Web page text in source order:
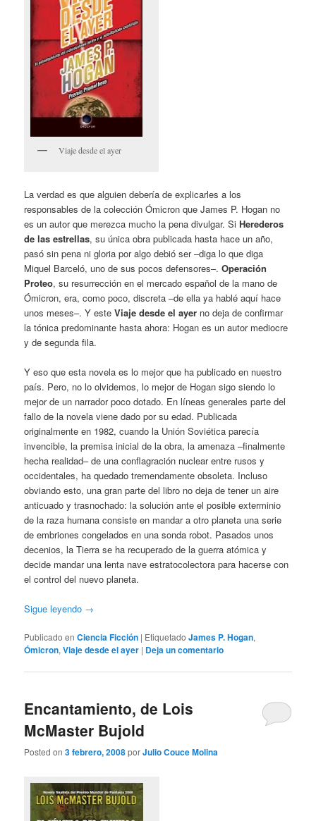
Viaje desde el ayer
La verdad es que alguien debería de explicarles a los
responsables de la colección Ómicron que James P. Hogan no
es un autor que merezca mucho la pena divulgar. SiHerederos
de las estrellas, su única obra publicada hasta hace un año,
pasó sin pena ni gloria por algo debió ser –diga lo que diga
Miquel Barceló, uno de sus pocos defensores–.Operación
Proteo, su resurrección en el mercado español de la mano de
Ómicron, era, como poco, discreta –de ella ya hablé aquí hace
unos meses–. Y esteViaje desde el ayer no deja de confirmar
la tónica predominante hasta ahora: Hogan es un autor mediocre
y de segunda fila.
Y eso que esta novela es lo mejor que ha publicado en nuestro
país. Pero, no lo olvidemos, lo mejor de Hogan sigo siendo lo
mejor de un narrador poco dotado. En líneas generales parte del
fallo de la novela viene dado por su edad. Publicada
originalmente en 1982, cuando la Unión Soviética parecía
invencible, la premisa inicial de la obra, la amenaza –finalmente
hecha realidad– de una conflagración nuclear entre rusos y
occidentales, ha quedado tremendamente obsoleta. Incluso
obviando esto, una gran parte del libro no deja de tener un aire
anticuado y trasnochado: la solución ante el posible exterminio
de la raza humana consiste en mandar a otro planeta una serie
de embriones congelados en una sonda robot. Pasados unos
decenios, la Tierra se ha recuperado de la guerra atómica y
decide mandar una lenta nave estratocolectora para hacerse con
el control del nuevo planeta.
Sigue leyendo →
Publicado en Ciencia Ficción | Etiquetado James P. Hogan,
Ómicron,Viaje desde el ayer | Deja un comentario
Encantamiento, de Lois
McMaster Bujold
Posted on3 febrero, 2008porJulio Couce Molina